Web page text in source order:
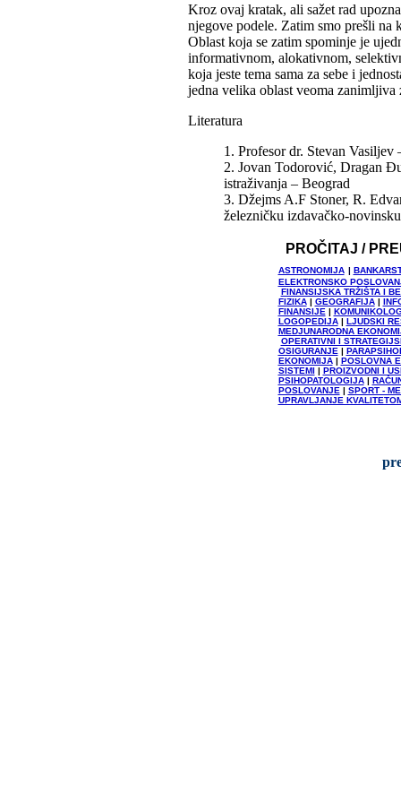
Kroz ovaj kratak, ali sažet rad
njegove podele. Zatim smo prešli
Oblast koja se zatim spominje je
informativnom, alokativnom,
koja jeste tema sama za sebe i
jedna velika oblast veoma zanimljiva
Literatura
1. Profesor dr. Stevan
2. Jovan Todorović, Dragan
istraživanja – Beograd
3. Džejms A.F Stoner, R.
železničku izdavačko-
PROČITAJ /
ASTRONOMIJA |
ELEKTRONSKO
FINANSIJSKA TRŽIŠTA I
FIZIKA| GEOGRAFIJA|
FINANSIJE |
LOGOPEDIJA| LJUDSKI
MEDJUNARODNA
OPERATIVNI I
OSIGURANJE |
EKONOMIJA| POSLOVNA
SISTEMI| PROIZVODNI I
PSIHOPATOLOGIJA|
POSLOVANJE | SPORT -
UPRAVLJANJE